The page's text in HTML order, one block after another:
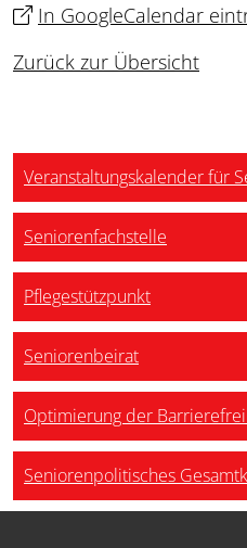
In GoogleCalendar
Zurück zur Übersicht
Veranstaltungskalender für
Seniorenfachstelle
Pflegestützpunkt
Seniorenbeirat
Optimierung der
Seniorenpolitisches